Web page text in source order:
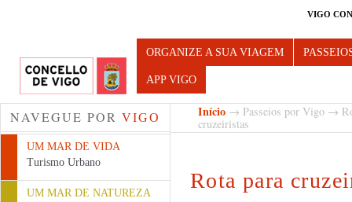
VIGO
Turismo de Vigo
ORGANIZE A SUA VIAGEM
APP VIGO
NAVEGUE POR VIGO
UM MAR DE VIDA
Turismo Urbano
UM MAR DE NATUREZA
Início → Passeios por Vigo →
cruzeiristas
Rota para